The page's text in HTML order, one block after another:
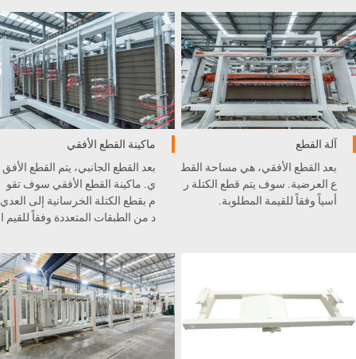
آلة القطع
بعد القطع الأفقي، هي مساحة القط
ع العرضية. سوف يتم قطع الكتلة ر
أسياً وفقاً للقيمة المطلوبة.
ماكينة القطع الأفقي
بعد القطع الجانبي، يتم القطع الأفق
ي. ماكينة القطع الأفقي سوف تقو
م بقطع الكتلة الخرسانية إلى العدي
د من الطبقات المتعددة وفقاً للقيم ا